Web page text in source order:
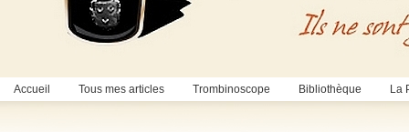
Accueil Tous mes articles Trombinoscope Bibliothèque La